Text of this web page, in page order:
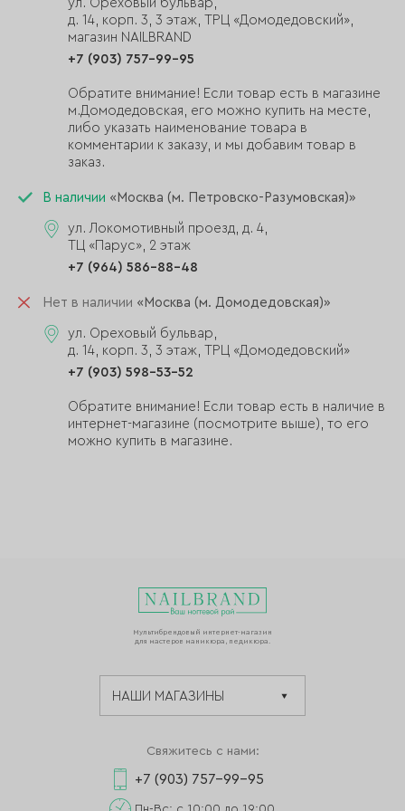
ул. Ореховый бульвар,
д. 14, корп. 3, 3 этаж, ТРЦ «Домодедовский»,
магазин NAILBRAND
+7 (903) 757-99-95
Обратите внимание! Если товар есть в магазине
м.Домодедовская, его можно купить на месте,
либо указать наименование товара в
комментарии к заказу, и мы добавим товар в
заказ.
В наличии «Москва (м. Петровско-Разумовская)»
ул. Локомотивный проезд, д. 4,
ТЦ «Парус», 2 этаж
+7 (964) 586-88-48
Нет в наличии «Москва (м. Домодедовская)»
ул. Ореховый бульвар,
д. 14, корп. 3, 3 этаж, ТРЦ «Домодедовский»
+7 (903) 598-53-52
Обратите внимание! Если товар есть в наличие в
интернет-магазине (посмотрите выше), то его
можно купить в магазине.
Мультибрендовый интернет-магазин
для мастеров маникюра, педикюра.
Свяжитесь с нами:
+7 (903) 757-99-95